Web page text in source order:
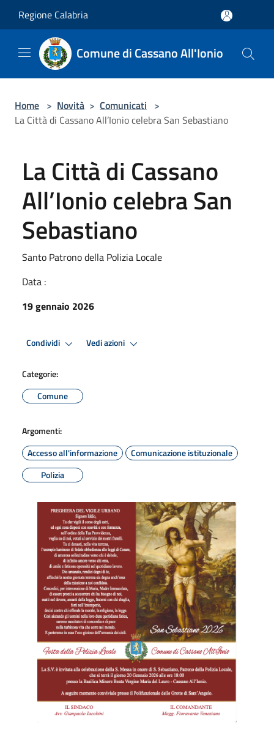
Regione Calabria
Comune di Cassano All'Ionio
Home > Novità > Comunicati >
La Città di Cassano All’Ionio celebra San Sebastiano
La Città di Cassano
All’Ionio celebra San
Sebastiano
Santo Patrono della Polizia Locale
Data :
19 gennaio 2026
Condividi Vedi azioni
Categorie:
Comune
Argomenti:
Accesso all'informazione
Comunicazione istituzionale
Polizia